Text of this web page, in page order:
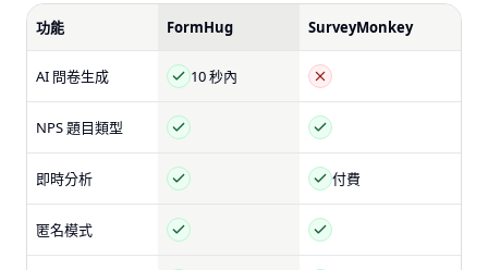
功能 FormHug SurveyMonkey
AI 問卷生成 10 秒內
NPS 題目類型
即時分析 付費
匿名模式